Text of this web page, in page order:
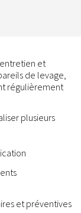
et
de levage,
régulièrement
plusieurs
et préventives